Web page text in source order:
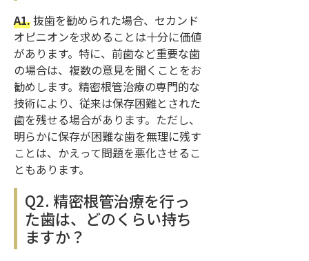
A1.抜歯を勧められた場合、セカンド
オピニオンを求めることは十分に価値
があります。特に、前歯など重要な歯
の場合は、複数の意見を聞くことをお
勧めします。精密根管治療の専門的な
技術により、従来は保存困難とされた
歯を残せる場合があります。ただし、
明らかに保存が困難な歯を無理に残す
ことは、かえって問題を悪化させるこ
ともあります。
Q2. 精密根管治療を行っ
た歯は、どのくらい持ち
ますか？